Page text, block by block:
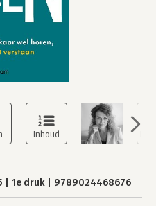
1e druk 9789024468676